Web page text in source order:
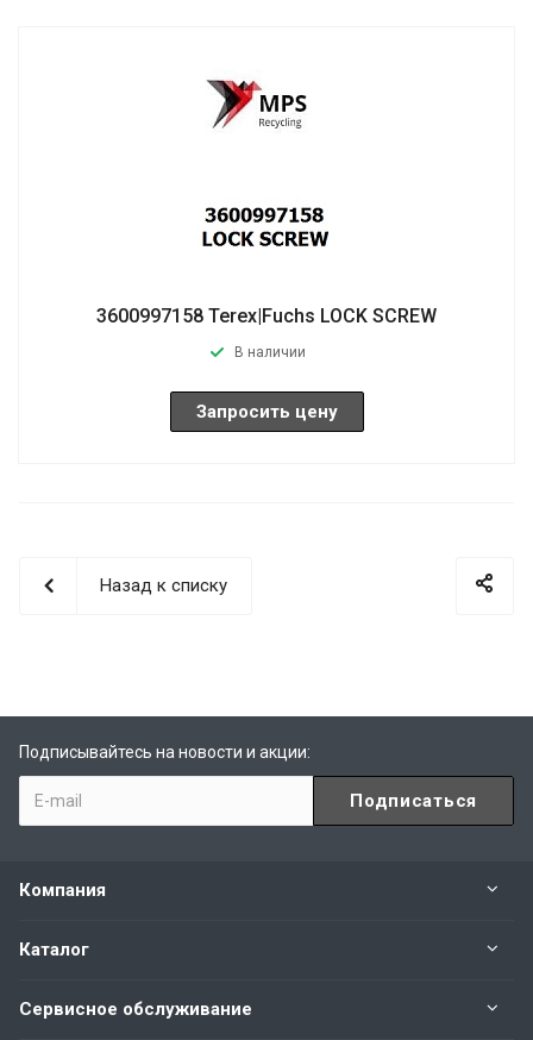
3600997158 Terex|Fuchs LOCK SCREW
В наличии
Запросить цену
Назад к списку
Подписывайтесь на новости и акции:
Компания
Каталог
Сервисное обслуживание